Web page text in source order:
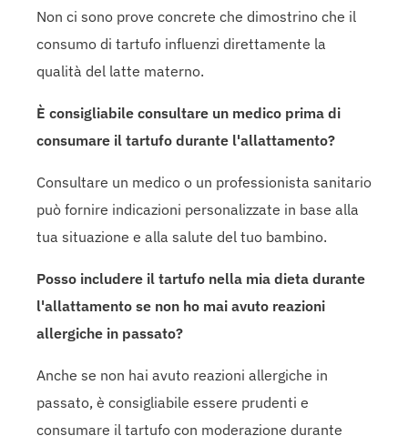
Non ci sono prove concrete che dimostrino che il
consumo di tartufo influenzi direttamente la
qualità del latte materno.
È consigliabile consultare un medico prima di
consumare il tartufo durante l'allattamento?
Consultare un medico o un professionista sanitario
può fornire indicazioni personalizzate in base alla
tua situazione e alla salute del tuo bambino.
Posso includere il tartufo nella mia dieta durante
l'allattamento se non ho mai avuto reazioni
allergiche in passato?
Anche se non hai avuto reazioni allergiche in
passato, è consigliabile essere prudenti e
consumare il tartufo con moderazione durante